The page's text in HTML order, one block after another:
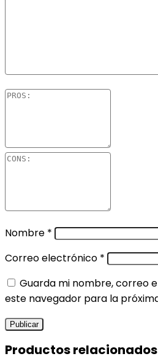
Nombre *
Correo electrónico *
Guarda mi nombre, correo
este navegador para la
Productos relacionados